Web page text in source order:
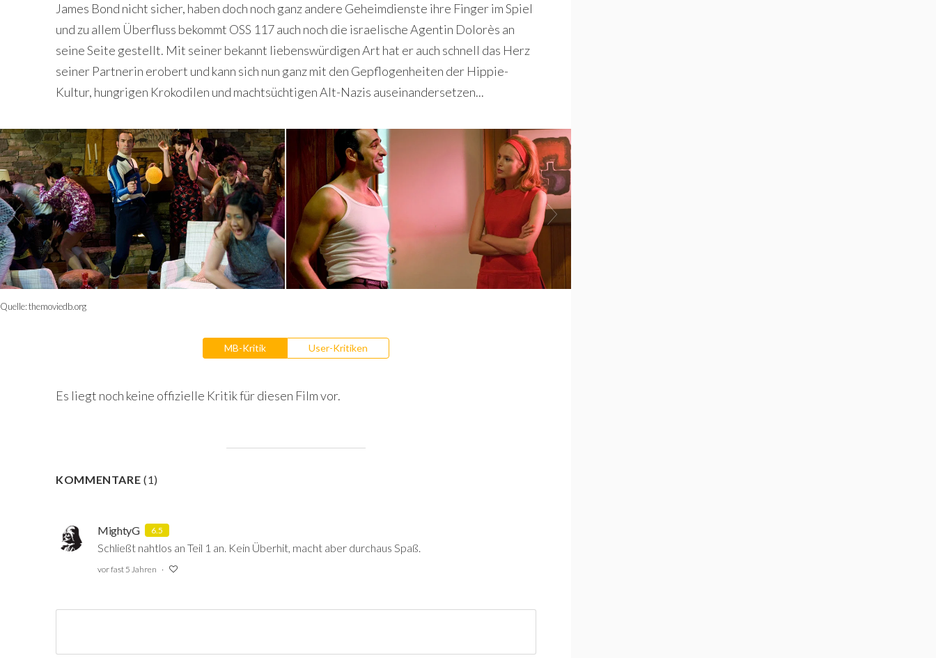
James Bond nicht sicher, haben doch noch ganz andere Geheimdienste ihre Finger im Spiel
und zu allem Überfluss bekommt OSS 117 auch noch die israelische Agentin Dolorès an
seine Seite gestellt. Mit seiner bekannt liebenswürdigen Art hat er auch schnell das Herz
seiner Partnerin erobert und kann sich nun ganz mit den Gepflogenheiten der Hippie-
Kultur, hungrigen Krokodilen und machtsüchtigen Alt-Nazis auseinandersetzen...
Quelle:themoviedb.org
MB-Kritik User-Kritiken
Es liegt noch keine offizielle Kritik für diesen Film vor.
KOMMENTARE(1)
MightyG 6.5
Schließt nahtlos an Teil 1 an. Kein Überhit, macht aber durchaus Spaß.
vor fast 5 Jahren